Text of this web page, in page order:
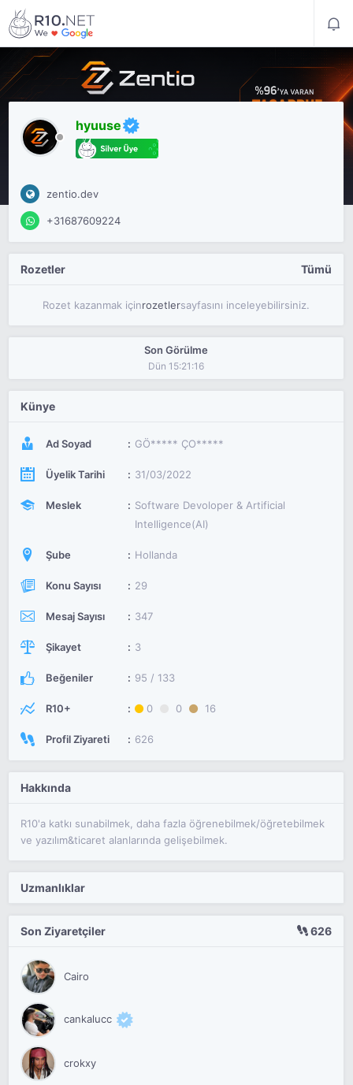
hyuuse
zentio.dev
+31687609224
Rozetler Tümü
Rozet kazanmak içinrozetlersayfasını inceleyebilirsiniz.
Son Görülme
Dün 15:21:16
Künye
Ad Soyad GÖ***** ÇO*****
Üyelik Tarihi 31/03/2022
Meslek
Software Devoloper & Artificial
Intelligence(AI)
Şube Hollanda
Konu Sayısı 29
Mesaj Sayısı 347
Şikayet 3
Beğeniler 95 / 133
R10+ 0 0 16
Profil Ziyareti 626
Hakkında
R10'a katkı sunabilmek, daha fazla öğrenebilmek/öğretebilmek
ve yazılım&ticaret alanlarında gelişebilmek.
Uzmanlıklar
Son Ziyaretçiler 626
Cairo
cankalucc
crokxy